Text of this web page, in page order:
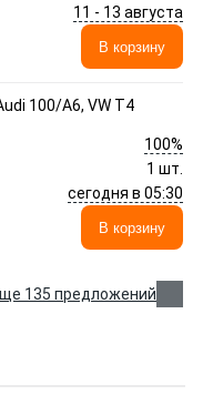
11 - 13 августа
В корзину
100/A6, VW T4
100%
1 шт.
сегодня в 05:30
В корзину
135 предложений